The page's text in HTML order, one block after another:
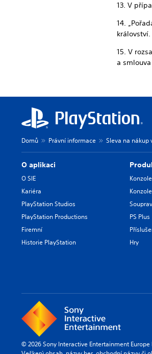
13. V
14.
království.
15. V
a
Domů Právní informace Sleva na nákup
O aplikaci
O SIE
Kariéra
PlayStation Studios
PlayStation Productions
Firemní
Historie PlayStation
PS Plus
Hry
© 2026 Sony Interactive Entertainment Europe